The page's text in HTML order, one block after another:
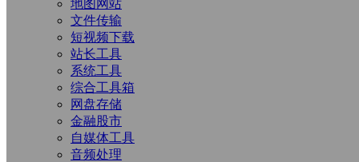
地图网站
文件传输
短视频下载
站长工具
系统工具
综合工具箱
网盘存储
金融股市
自媒体工具
音频处理